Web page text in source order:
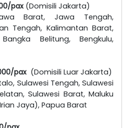
pax (Domisili Jakarta)
Barat, Jawa Tengah,
Tengah, Kalimantan Barat,
Belitung, Bengkulu,
pax (Domisili Luar Jakarta)
Sulawesi Tengah, Sulawesi
Sulawesi Barat, Maluku
Jaya), Papua Barat